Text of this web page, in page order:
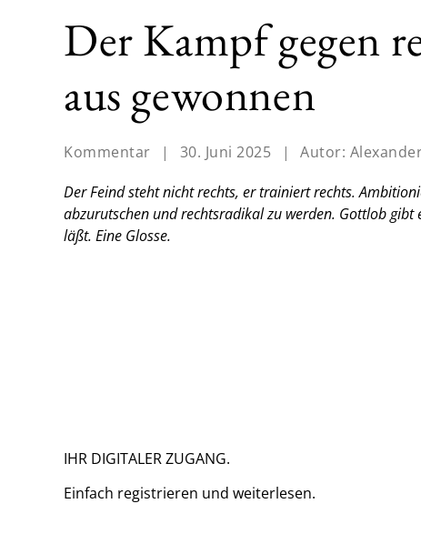
Der Kampf gegen
aus gewonnen
Kommentar | 30. Juni 2025 | Autor:
Der Feind steht nicht rechts, er trainiert rechts.
abzurutschen und rechtsradikal zu werden. Gottlob gibt
läßt. Eine Glosse.
IHR DIGITALER ZUGANG.
Einfach registrieren und weiterlesen.